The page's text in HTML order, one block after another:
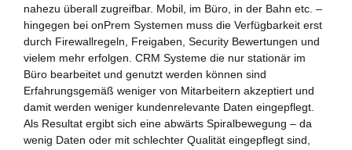
nahezu überall zugreifbar. Mobil, im Büro, in der Bahn etc. –
hingegen bei onPrem Systemen muss die Verfügbarkeit erst
durch Firewallregeln, Freigaben, Security Bewertungen und
vielem mehr erfolgen. CRM Systeme die nur stationär im
Büro bearbeitet und genutzt werden können sind
Erfahrungsgemäß weniger von Mitarbeitern akzeptiert und
damit werden weniger kundenrelevante Daten eingepflegt.
Als Resultat ergibt sich eine abwärts Spiralbewegung – da
wenig Daten oder mit schlechter Qualität eingepflegt sind,